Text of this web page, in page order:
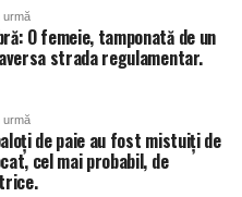
urmă
O femeie, tamponată de un
strada regulamentar.
urmă
de paie au fost mistuiți de
cel mai probabil, de